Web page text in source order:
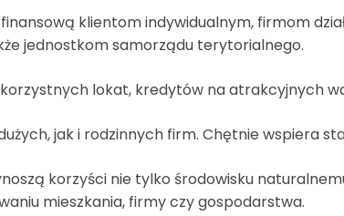
klientom indywidualnym, firmom
jednostkom samorządu terytorialnego.
lokat, kredytów na atrakcyjnych
jak i rodzinnych firm. Chętnie wspiera
korzyści nie tylko środowisku
mieszkania, firmy czy gospodarstwa.